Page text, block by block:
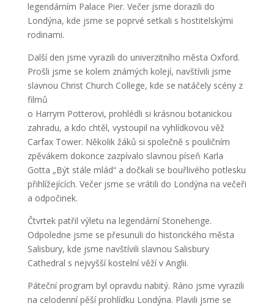
legendárním Palace Pier. Večer jsme dorazili do
Londýna, kde jsme se poprvé setkali s hostitelskými
rodinami.
Další den jsme vyrazili do univerzitního města Oxford.
Prošli jsme se kolem známých kolejí, navštívili jsme
slavnou Christ Church College, kde se natáčely scény z
filmů
o Harrym Potterovi, prohlédli si krásnou botanickou
zahradu, a kdo chtěl, vystoupil na vyhlídkovou věž
Carfax Tower. Několik žáků si společně s pouličním
zpěvákem dokonce zazpívalo slavnou píseň Karla
Gotta „Být stále mlád“ a dočkali se bouřlivého potlesku
přihlížejících. Večer jsme se vrátili do Londýna na večeři
a odpočinek.
Čtvrtek patřil výletu na legendární Stonehenge.
Odpoledne jsme se přesunuli do historického města
Salisbury, kde jsme navštívili slavnou Salisbury
Cathedral s nejvyšší kostelní věží v Anglii.
Páteční program byl opravdu nabitý. Ráno jsme vyrazili
na celodenní pěší prohlídku Londýna. Plavili jsme se